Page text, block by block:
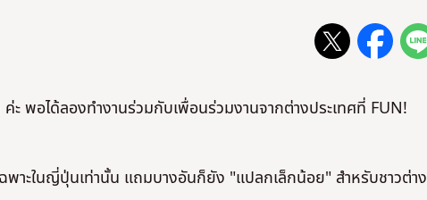
พอได้ลองทำงานร่วมกับเพื่อนร่วมงานจากต่างประเทศที่ FUN!
าะในญี่ปุ่นเท่านั้น แถมบางอันก็ยัง "แปลกเล็กน้อย" สำหรับชาวต่าง